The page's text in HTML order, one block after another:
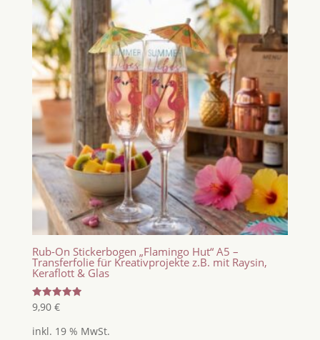
Rub-On Stickerbogen „Flamingo Hut“ A5 –
Transferfolie für Kreativprojekte z.B. mit Raysin,
Keraflott & Glas
Bewertet
mit
von 5
9,90 €
inkl. 19 % MwSt.